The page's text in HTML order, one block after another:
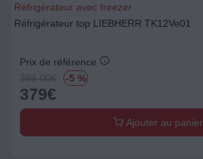
Réfrigérateur avec freezer
Réfrigérateur top LIEBHERR TK12Ve01
Prix de référence
399.00€ -5 %
379€
Ajouter au panier